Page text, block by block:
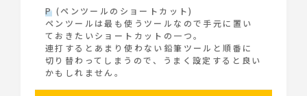
P (ペンツールのショートカット)
ペンツールは最も使うツールなので手元に置い
ておきたいショートカットの一つ。
連打するとあまり使わない鉛筆ツールと順番に
切り替わってしまうので、うまく設定すると良い
かもしれません。